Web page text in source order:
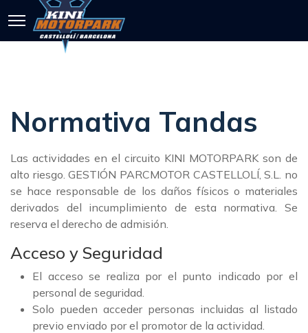
Normativa Tandas
Las actividades en el circuito KINI MOTORPARK son de
alto riesgo. GESTIÓN PARCMOTOR CASTELLOLÍ, S.L. no
se hace responsable de los daños físicos o materiales
derivados del incumplimiento de esta normativa. Se
reserva el derecho de admisión.
Acceso y Seguridad
El acceso se realiza por el punto indicado por el
personal de seguridad.
Solo pueden acceder personas incluidas al listado
previo enviado por el promotor de la actividad.